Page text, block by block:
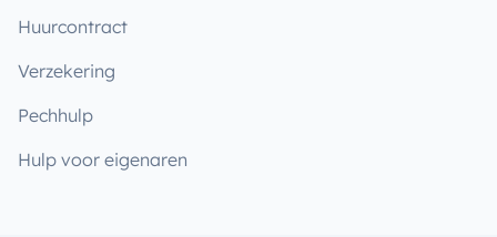
Huurcontract
Verzekering
Pechhulp
Hulp voor eigenaren